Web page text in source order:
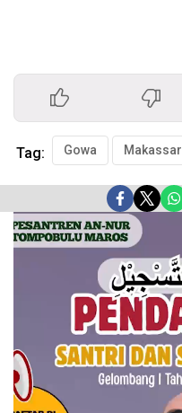
Tag: Gowa Makassar
Pemutar
Video